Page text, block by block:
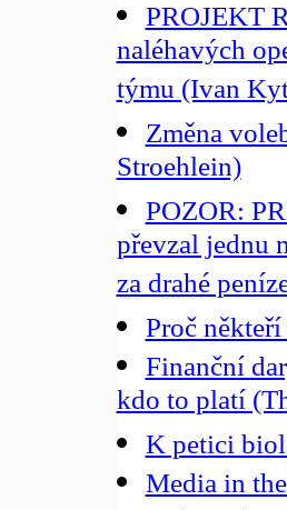
PROJEKT
naléhavých
týmu (Ivan
Změna
Stroehlein)
POZOR:
převzal jednu
za drahé
Proč
Finanční
kdo to platí
K petici
Media in